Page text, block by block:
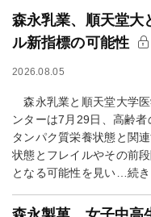
森永乳業、順天堂
ル新指標の可能性
2026.08.05
森永乳業と順天堂大学
ンターは7月29日、高齢
タンパク質栄養状態と関
状態とフレイルやその前
となる可能性を見い…続